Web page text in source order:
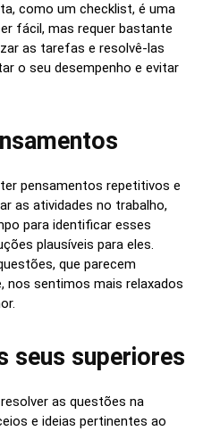
como um checklist, é uma
fácil, mas requer bastante
as tarefas e resolvê-las
o seu desempenho e evitar
pensamentos repetitivos e
as atividades no trabalho,
para identificar esses
plausíveis para eles.
que parecem
nos sentimos mais relaxados
seus superiores
as questões na
e ideias pertinentes ao